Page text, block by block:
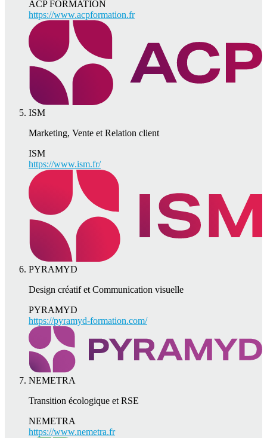
ACP FORMATION
https://www.acpformation.fr
ISM
Marketing, Vente et Relation client
ISM
https://www.ism.fr/
PYRAMYD
Design créatif et Communication visuelle
PYRAMYD
https://pyramyd-formation.com/
NEMETRA
Transition écologique et RSE
NEMETRA
https://www.nemetra.fr